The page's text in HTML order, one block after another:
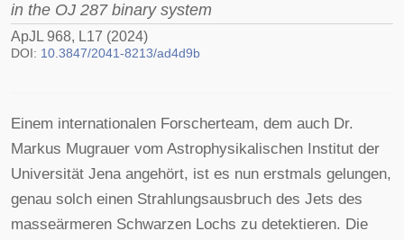
in the OJ 287 binary system
ApJL 968, L17 (2024)
DOI: 10.3847/2041-8213/ad4d9b
Einem internationalen Forscherteam, dem auch Dr.
Markus Mugrauer vom Astrophysikalischen Institut der
Universität Jena angehört, ist es nun erstmals gelungen,
genau solch einen Strahlungsausbruch des Jets des
masseärmeren Schwarzen Lochs zu detektieren. Die